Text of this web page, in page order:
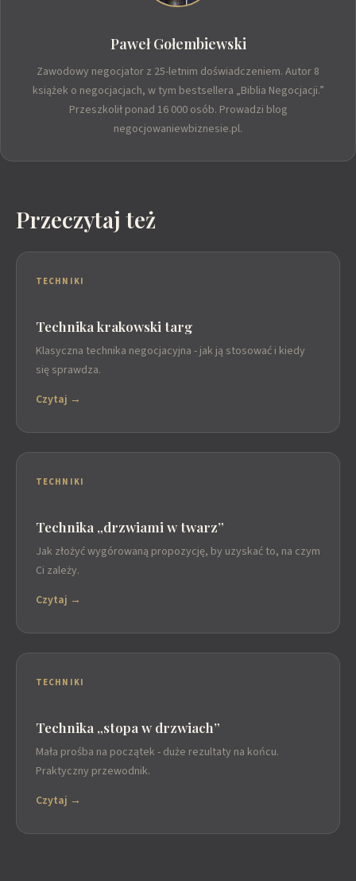
Paweł Gołembiewski
Zawodowy negocjator z 25-letnim doświadczeniem. Autor 8
książek o negocjacjach, w tym bestsellera „Biblia Negocjacji.”
Przeszkolił ponad 16 000 osób. Prowadzi blog
negocjowaniewbiznesie.pl.
Przeczytaj też
TECHNIKI
Technika krakowski targ
Klasyczna technika negocjacyjna - jak ją stosować i kiedy
się sprawdza.
Czytaj →
TECHNIKI
Technika „drzwiami w twarz”
Jak złożyć wygórowaną propozycję, by uzyskać to, na czym
Ci zależy.
Czytaj →
TECHNIKI
Technika „stopa w drzwiach”
Mała prośba na początek - duże rezultaty na końcu.
Praktyczny przewodnik.
Czytaj →